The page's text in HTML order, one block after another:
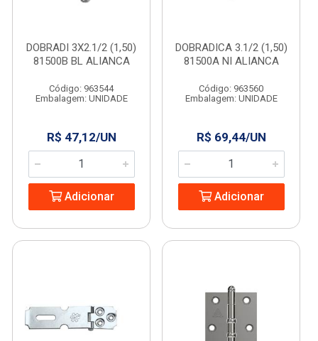
DOBRADI 3X2.1/2 (1,50)
81500B BL ALIANCA
Código: 963544
Embalagem: UNIDADE
R$ 47,12/UN
Adicionar
DOBRADICA 3.1/2 (1,50)
81500A NI ALIANCA
Código: 963560
Embalagem: UNIDADE
R$ 69,44/UN
Adicionar